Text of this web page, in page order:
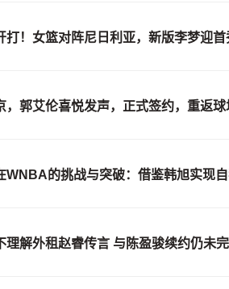
打！女篮对阵尼日利亚，新版李梦迎
，郭艾伦喜悦发声，正式签约，重返
WNBA的挑战与突破：借鉴韩旭实现
理解外租赵睿传言 与陈盈骏续约仍未